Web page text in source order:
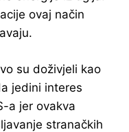
ovaj način
su doživjeli kao
jedini interes
a jer ovakva
stranačkih